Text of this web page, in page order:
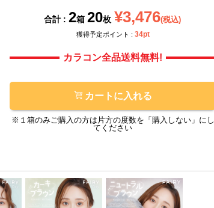
合計 : 2箱 20枚 ¥3,476(税込)
獲得予定ポイント : 34pt
カラコン全品送料無料!
カートに入れる
※１箱のみご購入の方は片方の度数を「購入しない」にし
てください